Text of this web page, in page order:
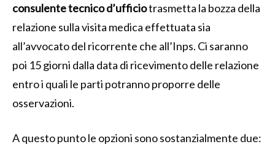
consulente tecnico d’ufficiotrasmetta la bozza della
relazione sulla visita medica effettuata sia
all’avvocato del ricorrente che all’Inps. Ci saranno
poi 15 giorni dalla data di ricevimento delle relazione
entro i quali le parti potranno proporre delle
osservazioni.
A questo punto le opzioni sono sostanzialmente due: